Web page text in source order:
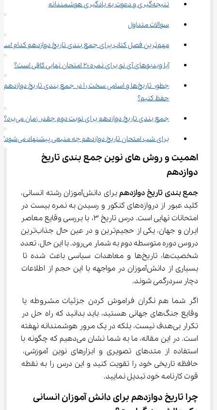
نتیجه‌گیری و دعوت به یادگیری هوشمندانه
سوالات متداول
مهم‌ترین فصل کتاب برای جمع بندی تاریخ دوازدهم کدام است؟
آیا ویدیوهای آی نو برای نمره ۲۰ امتحان نهایی کافی است؟
چطور تاریخ‌ها و اسامی سخت را در جمع بندی تاریخ دوازدهم
حفظ کنیم؟
جمع بندی تاریخ دوازدهم برای نوبت دوم چقدر زمان می‌برد؟
برای شب امتحان تاریخ دوازدهم چه منبعی پیشنهاد می‌شود؟
اهمیت و روش‌ های نوین جمع بندی تاریخ
دوازدهم
جمع بندی تاریخ دوازدهم
برای دانش‌آموزان رشته انسانی،
کلید عبور از دروازه‌های کنکور و رسیدن به نمره بیست در
امتحانات نهایی است. درس تاریخ ۳، با بررسی وقایع معاصر
ایران و جهان، یکی از حجیم‌ترین و در عین حال جذاب‌ترین
دروس دوره متوسطه دوم به شمار می‌رود. با این حال، تعدد
شخصیت‌ها، تاریخ‌ها و معاهدات سیاسی باعث شده تا
بسیاری از دانش‌آموزان در مواجهه با این حجم از اطلاعات
دچار سردرگمی شوند.
اگر شما هم نگران فراموش کردن جزئیات مشروطه یا
وقایع جنگ‌های جهانی هستید، باید بدانید که راه حل در
تکرار بی‌هدف نیست، بلکه در یک مرور هوشمندانه نهفته
است. در این مقاله، ما به شما نشان می‌دهیم که چگونه با
استفاده از متدهای تصویری و ابزارهای نوین آموزشی،
حافظه تاریخی خود را تقویت کنید و این درس را به نقطه
قوت کارنامه خود تبدیل نمایید.
چرا تاریخ دوازدهم برای دانش‌ آموزان انسانی